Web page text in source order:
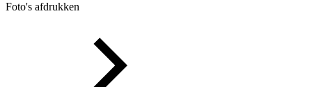
Foto's afdrukken